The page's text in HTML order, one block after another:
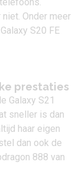
Onder meer
S20 FE
prestaties
Galaxy S21
sneller is dan
haar eigen
dan ook de
888 van